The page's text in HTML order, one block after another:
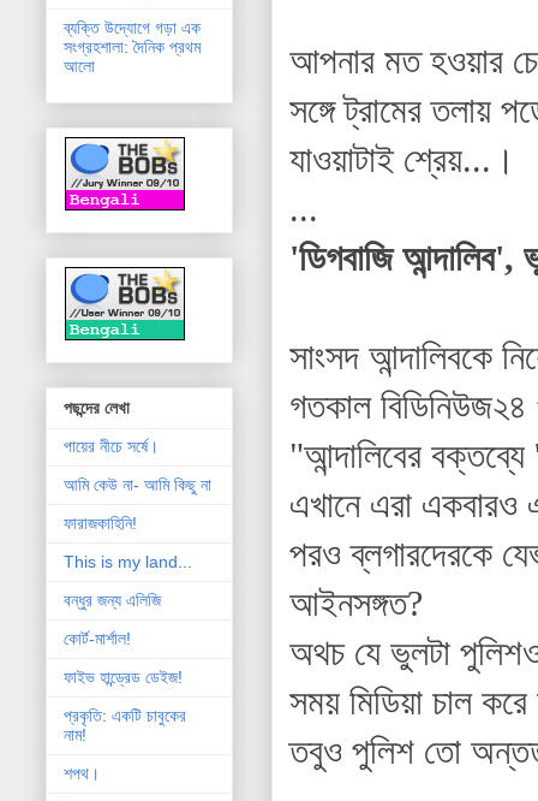
আপনার মত হওয়ার
সঙ্গে ট্রামের তলায়
যাওয়াটাই শ্রেয়...।
...
'ডিগবাজি
সাংসদ আন্দালিবকে
গতকাল
"আন্দালিবের
এখানে এরা একবারও
পরও ব্লগারদেরকে
আইনসঙ্গত?
অথচ যে ভুলটা পুলিশও
সময় মিডিয়া চাল
তবুও পুলিশ তো অন্তত
ব্যক্তি উদ্যোগে গড়া এক
সংগ্রহশালা: দৈনিক প্রথম
আলো
পছন্দের লেখা
পায়ের নীচে সর্ষে।
আমি কেউ না- আমি কিছু না
ফারাজকাহিনি!
This is my land...
বন্ধুর জন্য এলিজি
কোর্ট-মার্শাল!
ফাইভ হান্ড্রেড ডেইজ!
প্রকৃতি: একটি চাবুকের
নাম!
শপথ।